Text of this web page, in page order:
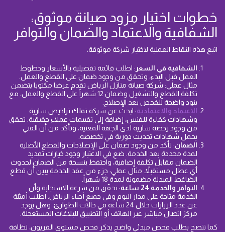
خطوات اختيار مزود صيانة موثوق:
الشفافية والاعتماد والضمان والتوافر
اتبع هذه النقاط العملية لاختيار شركة موثوقة:
الشفافية في السعر : اطلب قائمة تفصيلية بالأسعار وخطوط
العمل قبل البدء، وتحقق من وجود ضمان على القطع والعمل.
مثال عملي: شركة صيانة منازل الرياض تقدم عرضا مكتوبا يتضمن
تكلفة القطع والتشغيل وضمان 12 شهراً على القطع والعمل، مع
بنود واضحة للفحص بعد الإصلاح.
الاعتماد والاعتمادية: ابحث عن شركة تملك تراخيص سارية
وشهادات كفاءة للفنيين، إضافة إلى تقييمات عملاء حقيقية. تحقق
من وجود رخصة سارية لدى الجهة المعنية، وتأكد من أن الفني
يحمل شهادات تحديث دورية في تخصصه.
الضمان: تأكد من وجود ضمان على الإصلاحات والقطع الأصلية
لمدة محددة بعد الخدمة. ضع في الاعتبار وجود خيارات تمديد
الضمان مقابل تكلفة إضافية، واحتفظ بنسخة من الضمان لحدوث
أي عطل مستقبلاً. مثال عملي: جزء من عقد الخدمة يبين أن قطع
الضاغط المبدلة مضمونة لمدة 18 شهراً.
التوافر والخدمة 24 ساعة
: تحقّق من سرعة الاستجابة وأن
الخدمة متاحة على مدار اليوم وفي جميع أحياء الرياض. اطلب أمثلة
عن عدد الزيارات خلال 24 ساعة في حالات الطوارئ، وهل يوجد
مركز اتصال مباشر عبر الهاتف أو التطبيق للبلاغات المستعجلة.
كما ننصح بطلب فحص مبدئي واضح يذكر فحص مستوى الفريون، نظافة